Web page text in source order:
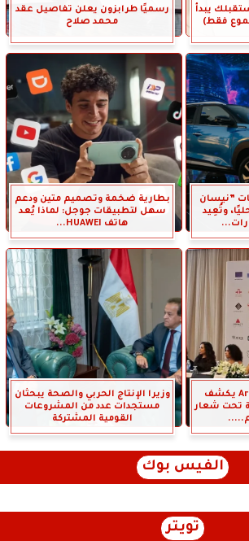
يبدأ
فقط)
رسميًا طرابزون يعلن تفاصيل عقد
محمد صلاح
”نيسان
وتُعِيد
بطارية ضخمة وتصميم متين ودعم
سهل لتطبيقات جوجل: لماذا يُعد
هاتف HUAWEI...
”هي الفنون Arts- ”She يكشف
تحت شعار
وزيرا الإنتاج الحربي والصحة يبحثان
مستجدات عدد من المشروعات
القومية المشتركة
الفيس بوك
تويتر